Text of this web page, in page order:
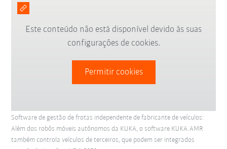
Este conteúdo não está disponível devido às suas
configurações de cookies.
Permitir cookies
Software de gestão de frotas independente de fabricante de veículos:
Além dos robôs móveis autônomos da KUKA, o software KUKA.AMR
também controla veículos de terceiros, que podem ser integrados